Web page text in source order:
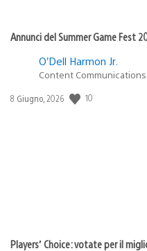
Annunci del Summer Game Fest
O’Dell Harmon Jr.
Content Communications
Data
8 Giugno, 2026 10
Players’ Choice: votate per il